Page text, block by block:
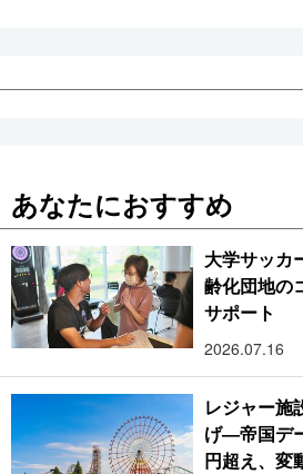
あなたにおすすめ
大学サッカ
齢化団地の
サポート
2026.07.16
レジャー施
げ―帝国デ
円超え、変